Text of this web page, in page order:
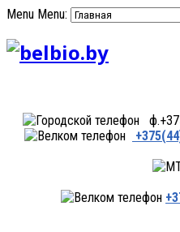
Menu Menu: